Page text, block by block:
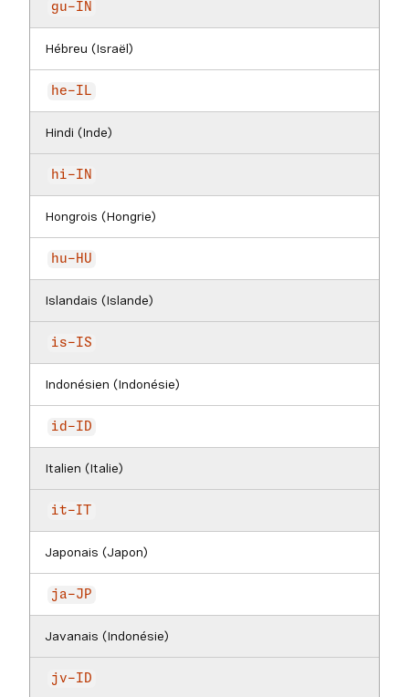
gu-IN
Hébreu (Israël)
he-IL
Hindi (Inde)
hi-IN
Hongrois (Hongrie)
hu-HU
Islandais (Islande)
is-IS
Indonésien (Indonésie)
id-ID
Italien (Italie)
it-IT
Japonais (Japon)
ja-JP
Javanais (Indonésie)
jv-ID